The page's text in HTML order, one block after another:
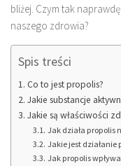
bliżej. Czym tak
naszego zdrowia?
Spis treści
Co to jest propolis?
Jakie substancje
Jakie są właściwości
Jak działa propolis
Jakie jest działanie
Jak propolis